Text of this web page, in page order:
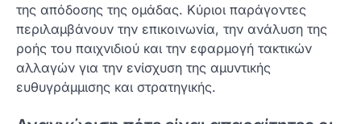
της απόδοσης της ομάδας. Κύριοι παράγοντες
περιλαμβάνουν την επικοινωνία, την ανάλυση της
ροής του παιχνιδιού και την εφαρμογή τακτικών
αλλαγών για την ενίσχυση της αμυντικής
ευθυγράμμισης και στρατηγικής.